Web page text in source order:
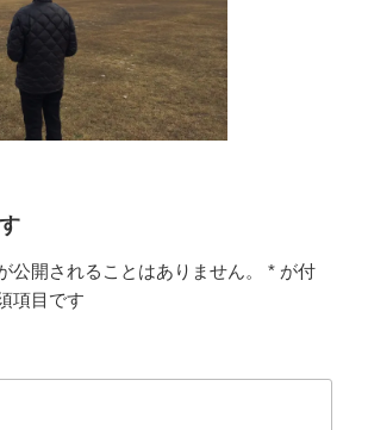
公開されることはありません。 * が付
項目です